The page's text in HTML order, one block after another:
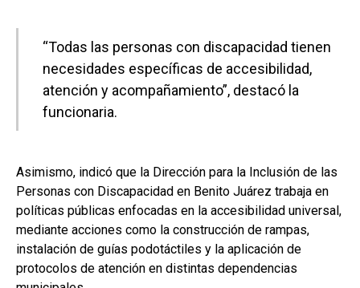
“Todas las personas con discapacidad tienen
necesidades específicas de accesibilidad,
atención y acompañamiento”, destacó la
funcionaria.
Asimismo, indicó que la Dirección para la Inclusión de las
Personas con Discapacidad en Benito Juárez trabaja en
políticas públicas enfocadas en la accesibilidad universal,
mediante acciones como la construcción de rampas,
instalación de guías podotáctiles y la aplicación de
protocolos de atención en distintas dependencias